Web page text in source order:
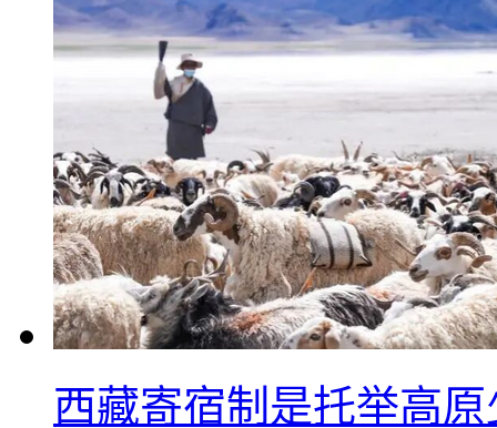
西藏寄宿制是托举高